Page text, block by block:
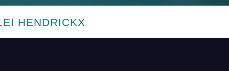
HENDRICKX